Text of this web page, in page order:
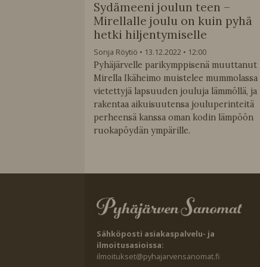
Sydämeeni joulun teen –
Mirellalle joulu on kuin pyhä
hetki hiljentymiselle
Sonja Röytiö 13.12.2022
12:00
Pyhäjärvelle parikymppisenä muuttanut
Mirella Ikäheimo muistelee mummolassa
vietettyjä lapsuuden jouluja lämmöllä, ja
rakentaa aikuisuutensa jouluperinteitä
perheensä kanssa oman kodin lämpöön
ruokapöydän ympärille.
Sähköposti asiakaspalvelu- ja
ilmoitusasioissa:
ilmoitukset@pyhajarvensanomat.fi